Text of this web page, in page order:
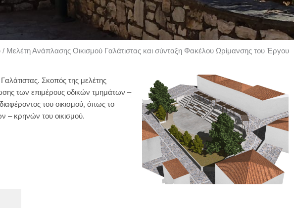
/ Μελέτη Ανάπλασης Οικισμού Γαλάτιστας και σύνταξη Φακέλου Ωρίμανσης του Έργου
Σκοπός της μελέτης
των επιμέρους οδικών τμημάτων –
του οικισμού, όπως το
– κρηνών του οικισμού.